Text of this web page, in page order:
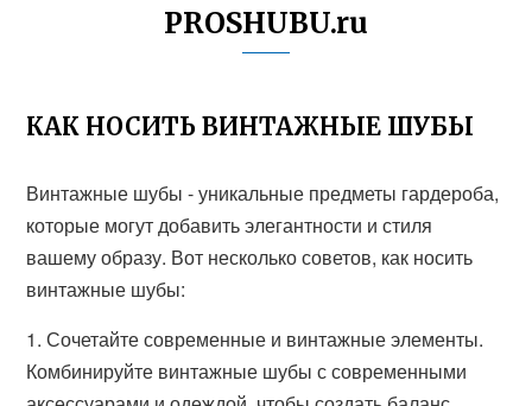
PROSHUBU.ru
КАК НОСИТЬ ВИНТАЖНЫЕ ШУБЫ
Винтажные шубы - уникальные предметы гардероба,
которые могут добавить элегантности и стиля
вашему образу. Вот несколько советов, как носить
винтажные шубы:
1. Сочетайте современные и винтажные элементы.
Комбинируйте винтажные шубы с современными